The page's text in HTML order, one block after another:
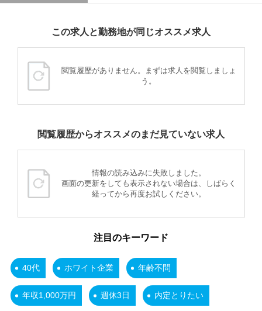
この求人と勤務地が同じオススメ求人
閲覧履歴がありません。まずは求人を閲覧しましょ
う。
閲覧履歴からオススメのまだ見ていない求人
情報の読み込みに失敗しました。
画面の更新をしても表示されない場合は、しばらく
経ってから再度お試しください。
注目のキーワード
40代 ホワイト企業 年齢不問
年収1,000万円 週休3日 内定とりたい